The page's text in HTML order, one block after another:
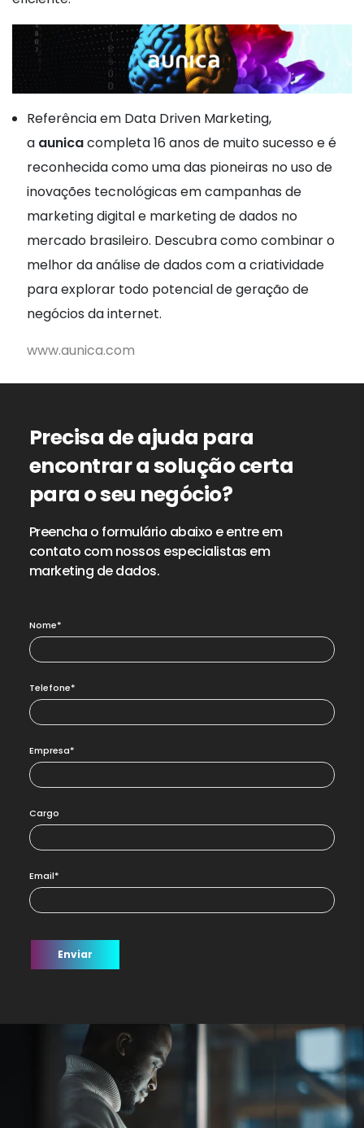
Referência em Data Driven Marketing,
a aunicacompleta 16 anos de muito sucesso e é
reconhecida como uma das pioneiras no uso de
inovações tecnológicas em campanhas de
marketing digital e marketing de dados no
mercado brasileiro. Descubra como combinar o
melhor da análise de dados com a criatividade
para explorar todo potencial de geração de
negócios da internet.
www.aunica.com
Precisa de ajuda para
encontrar a solução certa
para o seu negócio?
Preencha o formulário abaixo e entre em
contato com nossos especialistas em
marketing de dados.
Nome*
Telefone*
Empresa*
Cargo
Email*